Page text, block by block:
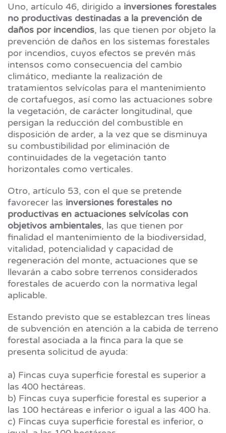
Uno, artículo 46, dirigido a inversiones forestales
no productivas destinadas a la prevención de
daños por incendios, las que tienen por objeto la
prevención de daños en los sistemas forestales
por incendios, cuyos efectos se prevén más
intensos como consecuencia del cambio
climático, mediante la realización de
tratamientos selvícolas para el mantenimiento
de cortafuegos, así como las actuaciones sobre
la vegetación, de carácter longitudinal, que
persigan la reducción del combustible en
disposición de arder, a la vez que se disminuya
su combustibilidad por eliminación de
continuidades de la vegetación tanto
horizontales como verticales.
Otro, artículo 53, con el que se pretende
favorecer las inversiones forestales no
productivas en actuaciones selvícolas con
objetivos ambientales, las que tienen por
finalidad el mantenimiento de la biodiversidad,
vitalidad, potencialidad y capacidad de
regeneración del monte, actuaciones que se
llevarán a cabo sobre terrenos considerados
forestales de acuerdo con la normativa legal
aplicable.
Estando previsto que se establezcan tres líneas
de subvención en atención a la cabida de terreno
forestal asociada a la finca para la que se
presenta solicitud de ayuda:
a) Fincas cuya superficie forestal es superior a
las 400 hectáreas.
b) Fincas cuya superficie forestal es superior a
las 100 hectáreas e inferior o igual a las 400 ha.
c) Fincas cuya superficie forestal es inferior, o